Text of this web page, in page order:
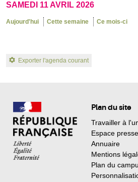
SAMEDI 11 AVRIL 2026
Aujourd'hui Cette semaine Ce mois-ci
Exporter l'agenda courant
Plan du site
Travailler à
Espace presse
Annuaire
Mentions
Plan du